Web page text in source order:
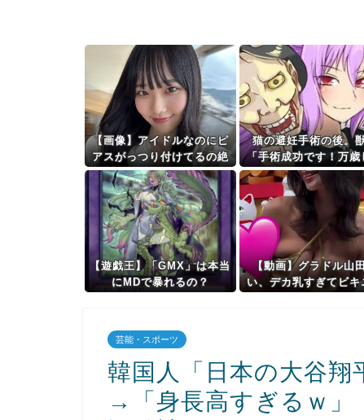
【画像】アイドルなのにピ
アスがっつり付けてるの絶
対エ□いｗｗｗｗｗｗ
猫の避妊手術の後。
「手術成功です！万歳
しょう」私「ばんざ
い！」→安心した直後
わぬ出来事が待ってい
【遊戯王】「GMX」は本当
にMDで暴れるの？
【動画】グラドル山
い、デカ乳すぎてビキ
芸能・スポーツ
韓国人「日本の大谷翔
→「身長高すぎるｗ」